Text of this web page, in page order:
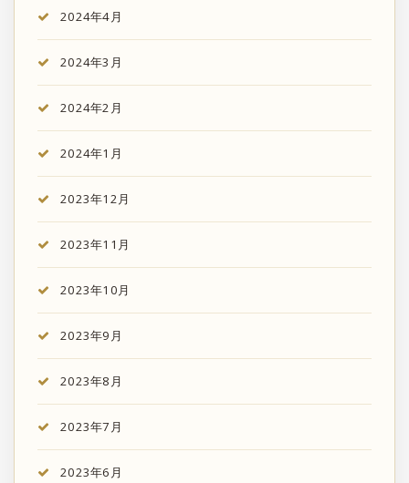
2024年4月
2024年3月
2024年2月
2024年1月
2023年12月
2023年11月
2023年10月
2023年9月
2023年8月
2023年7月
2023年6月